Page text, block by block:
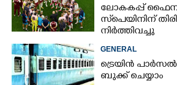
ലോകകപ്പ്
സ്‌പെയിനിന്
നിർത്തിവച്ചു
GENERAL
ട്രെയിൻ
ബുക്ക് ചെയ്യാം